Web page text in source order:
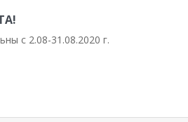
с 2.08-31.08.2020 г.